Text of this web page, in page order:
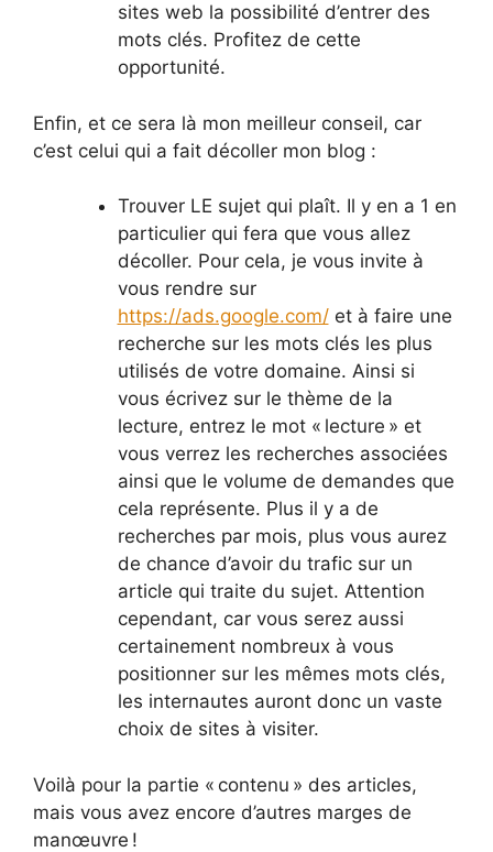
sites web la possibilité d’entrer des
mots clés. Profitez de cette
opportunité.
Enfin, et ce sera là mon meilleur conseil, car
c’est celui qui a fait décoller mon blog :
Trouver LE sujet qui plaît. Il y en a 1 en
particulier qui fera que vous allez
décoller. Pour cela, je vous invite à
vous rendre sur
https://ads.google.com/et à faire une
recherche sur les mots clés les plus
utilisés de votre domaine. Ainsi si
vous écrivez sur le thème de la
lecture, entrez le mot « lecture » et
vous verrez les recherches associées
ainsi que le volume de demandes que
cela représente. Plus il y a de
recherches par mois, plus vous aurez
de chance d’avoir du trafic sur un
article qui traite du sujet. Attention
cependant, car vous serez aussi
certainement nombreux à vous
positionner sur les mêmes mots clés,
les internautes auront donc un vaste
choix de sites à visiter.
Voilà pour la partie « contenu » des articles,
mais vous avez encore d’autres marges de
manœuvre !